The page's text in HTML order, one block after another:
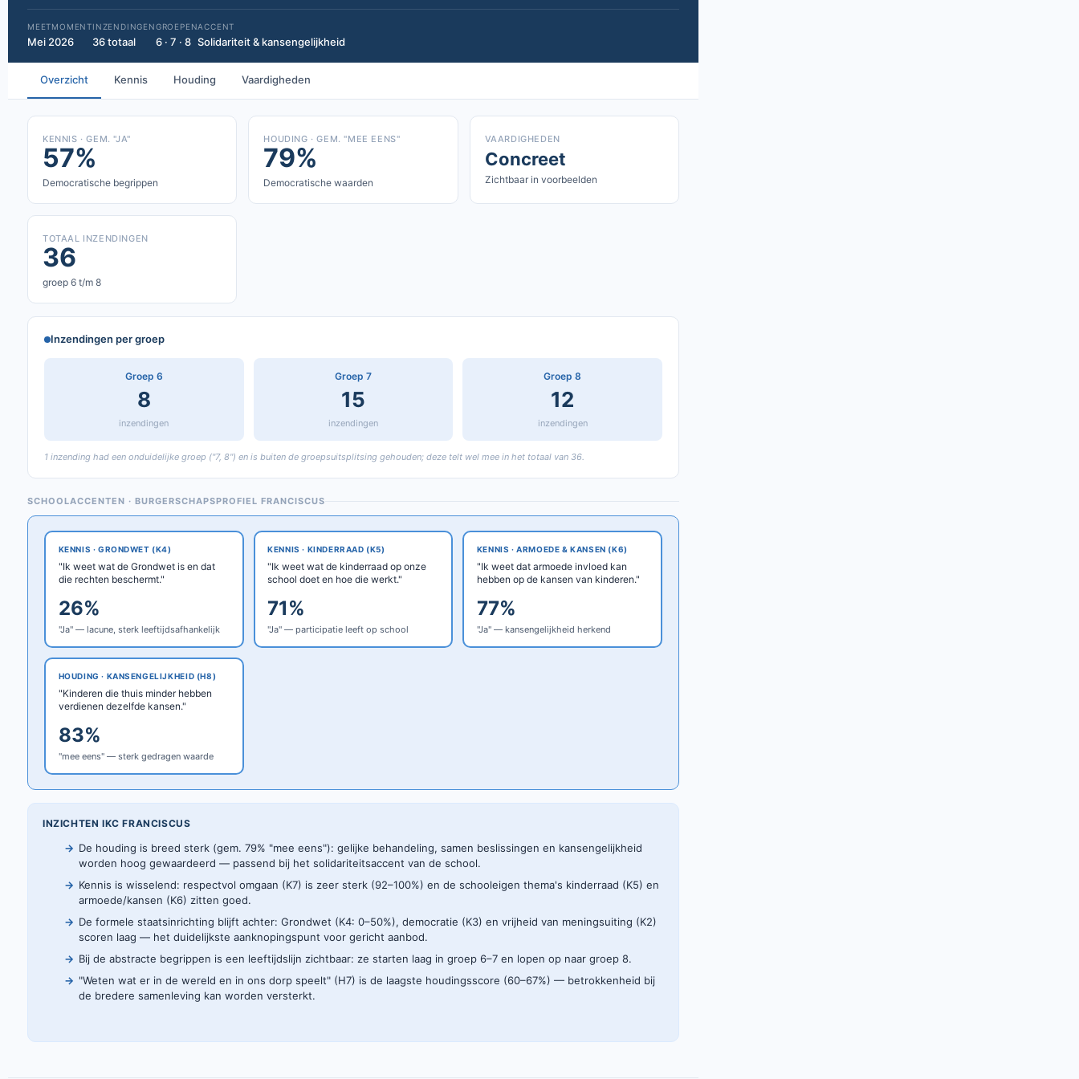
MEETMOMENT
Mei 2026
INZENDINGEN
36 totaal
GROEPEN
6 · 7 · 8
ACCENT
Solidariteit & kansengelijkheid
Overzicht Kennis Houding Vaardigheden
KENNIS · GEM. "JA"
57%
Democratische begrippen
HOUDING · GEM. "MEE EENS"
79%
Democratische waarden
VAARDIGHEDEN
Concreet
Zichtbaar in voorbeelden
TOTAAL INZENDINGEN
36
groep 6 t/m 8
Inzendingen per groep
Groep 6
8
inzendingen
Groep 7
15
inzendingen
Groep 8
12
inzendingen
1 inzending had een onduidelijke groep ("7, 8") en is buiten de groepsuitsplitsing gehouden; deze telt wel mee in het totaal van 36.
SCHOOLACCENTEN · BURGERSCHAPSPROFIEL FRANCISCUS
KENNIS · GRONDWET (K4)
"Ik weet wat de Grondwet is en dat
die rechten beschermt."
26%
"Ja" — lacune, sterk leeftijdsafhankelijk
KENNIS · KINDERRAAD (K5)
"Ik weet wat de kinderraad op onze
school doet en hoe die werkt."
71%
"Ja" — participatie leeft op school
KENNIS · ARMOEDE & KANSEN (K6)
"Ik weet dat armoede invloed kan
hebben op de kansen van kinderen."
77%
"Ja" — kansengelijkheid herkend
HOUDING · KANSENGELIJKHEID (H8)
"Kinderen die thuis minder hebben
verdienen dezelfde kansen."
83%
"mee eens" — sterk gedragen waarde
INZICHTEN IKC FRANCISCUS
De houding is breed sterk (gem. 79% "mee eens"): gelijke behandeling, samen beslissingen en kansengelijkheid
worden hoog gewaardeerd — passend bij het solidariteitsaccent van de school.
Kennis is wisselend: respectvol omgaan (K7) is zeer sterk (92–100%) en de schooleigen thema's kinderraad (K5) en
armoede/kansen (K6) zitten goed.
De formele staatsinrichting blijft achter: Grondwet (K4: 0–50%), democratie (K3) en vrijheid van meningsuiting (K2)
scoren laag — het duidelijkste aanknopingspunt voor gericht aanbod.
Bij de abstracte begrippen is een leeftijdslijn zichtbaar: ze starten laag in groep 6–7 en lopen op naar groep 8.
"Weten wat er in de wereld en in ons dorp speelt" (H7) is de laagste houdingsscore (60–67%) — betrokkenheid bij
de bredere samenleving kan worden versterkt.